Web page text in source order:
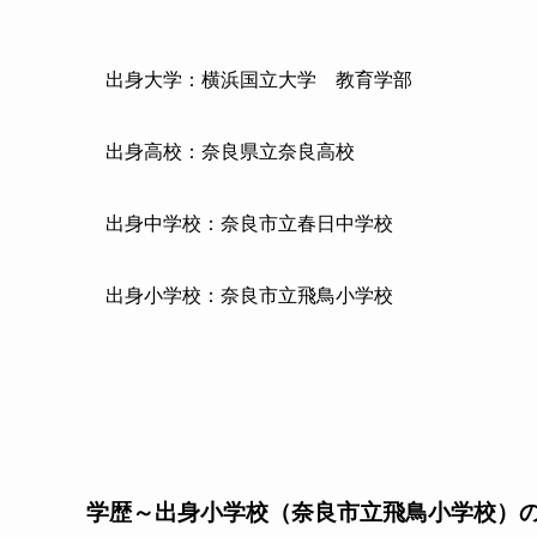
出身大学：横浜国立大学 教育学部
出身高校：奈良県立奈良高校
出身中学校：奈良市立春日中学校
出身小学校：奈良市立飛鳥小学校
学歴～出身小学校（奈良市立飛鳥小学校）